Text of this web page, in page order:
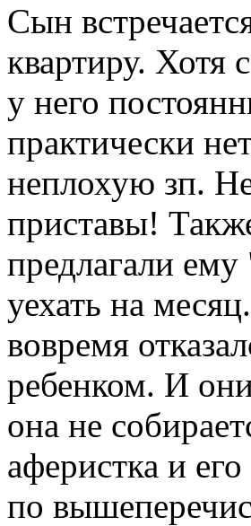
Сын
квартиру. Хотя
у него
практически
неплохую зп.
приставы!
предлагали
уехать на
вовремя
ребенком. И
она не
аферистка и
по